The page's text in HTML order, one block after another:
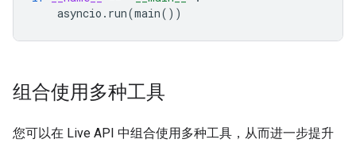
asyncio . run(main())
组合使用多种工具
您可以在 Live API 中组合使用多种工具，从而进一步提升